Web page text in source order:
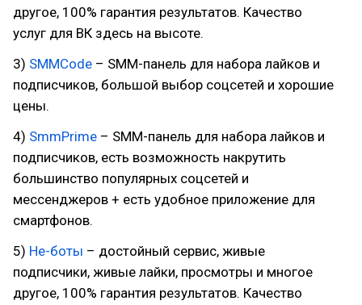
другое, 100% гарантия результатов. Качество
услуг для ВК здесь на высоте.
3) SMMCode – SMM-панель для набора лайков и
подписчиков, большой выбор соцсетей и хорошие
цены.
4) SmmPrime – SMM-панель для набора лайков и
подписчиков, есть возможность накрутить
большинство популярных соцсетей и
мессенджеров + есть удобное приложение для
смартфонов.
5) Не-боты – достойный сервис, живые
подписчики, живые лайки, просмотры и многое
другое, 100% гарантия результатов. Качество